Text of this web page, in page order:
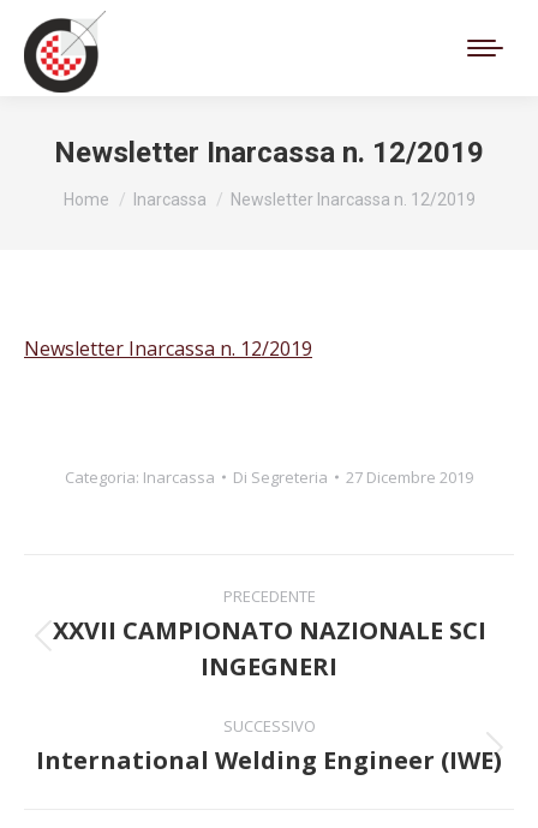
Newsletter Inarcassa n. 12/2019
Tu sei qui:
Home Inarcassa Newsletter Inarcassa n. 12/2019
Newsletter Inarcassa n. 12/2019
Categoria: Inarcassa Di Segreteria 27 Dicembre 2019
tra
post
PRECEDENTE
Post
precedente:
XXVII CAMPIONATO NAZIONALE SCI
INGEGNERI
SUCCESSIVO
Prossimo
International Welding Engineer (IWE)